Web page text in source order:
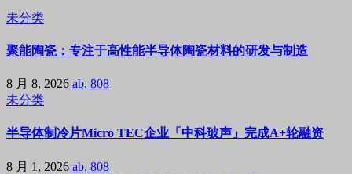
未分类
聚能陶瓷：专注于高性能半导体陶瓷材料的研发与制造
8 月 8, 2026 ab, 808
未分类
半导体制冷片Micro TEC企业「中科玻声」完成A+轮融资
8 月 1, 2026 ab, 808